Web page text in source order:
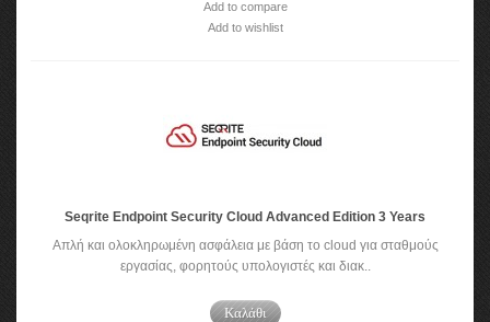
Add to compare
Add to wishlist
Seqrite Endpoint Security Cloud Advanced Edition 3 Years
Απλή και ολοκληρωμένη ασφάλεια με βάση το cloud για σταθμούς
εργασίας, φορητούς υπολογιστές και διακ..
Καλάθι